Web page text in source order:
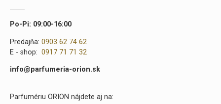
Po-Pi: 09:00-16:00
Predajňa: 0903 62 74 62
E - shop: 0917 71 71 32
info@parfumeria-orion.sk
Parfumériu ORION nájdete aj na: